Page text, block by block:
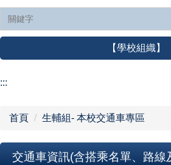
【學校組織】
【學校組織】
:::
首頁 生輔組- 本校交通車專區
交通車資訊(含搭乘名單、路線